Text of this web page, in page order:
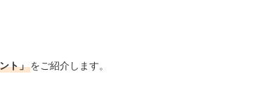
ト」をご紹介します。